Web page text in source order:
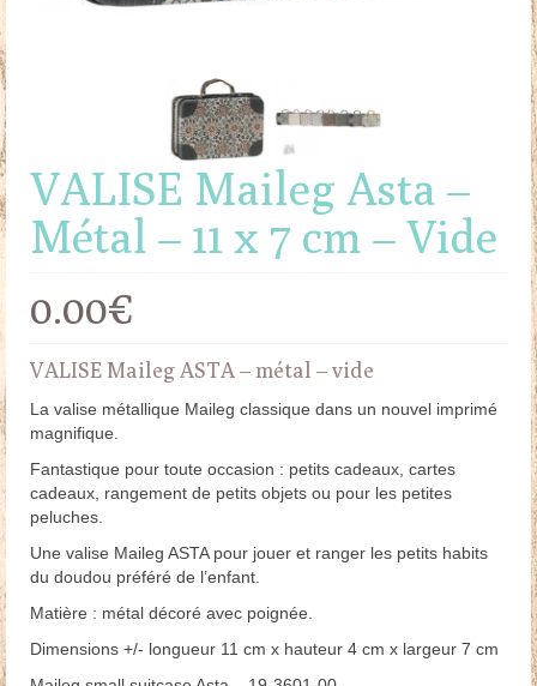
VALISE Maileg Asta –
Métal – 11 x 7 cm – Vide
0.00€
VALISE Maileg ASTA – métal – vide
La valise métallique Maileg classique dans un nouvel imprimé
magnifique.
Fantastique pour toute occasion : petits cadeaux, cartes
cadeaux, rangement de petits objets ou pour les petites
peluches.
Une valise Maileg ASTA pour jouer et ranger les petits habits
du doudou préféré de l’enfant.
Matière : métal décoré avec poignée.
Dimensions +/- longueur 11 cm x hauteur 4 cm x largeur 7 cm